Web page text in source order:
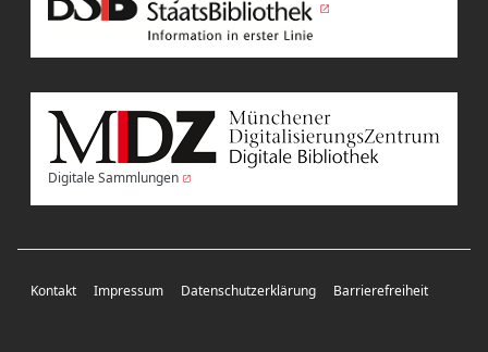
Digitale Sammlungen
Kontakt Impressum Datenschutzerklärung Barrierefreiheit